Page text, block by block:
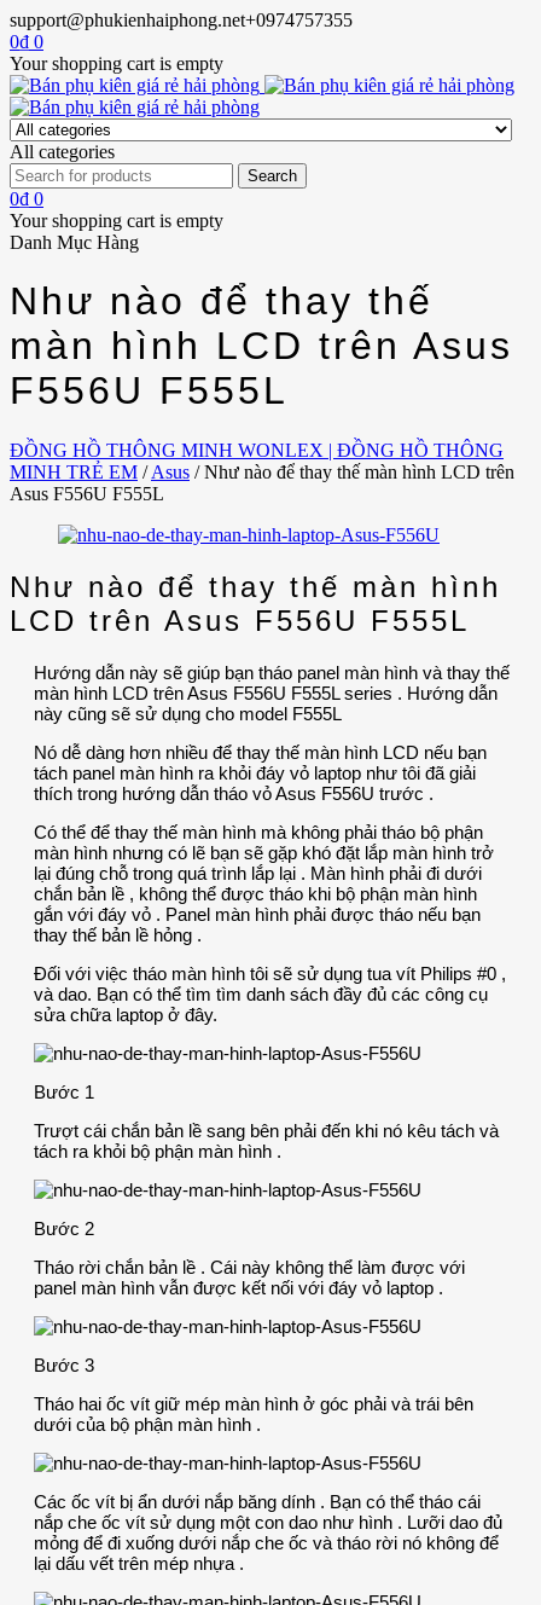
support@phukienhaiphong.net+0974757355
0₫ 0
Your shopping cart is empty
All categories
0₫ 0
Your shopping cart is empty
Danh Mục Hàng
Như nào để thay thế
màn hình LCD trên Asus
F556U F555L
ĐỒNG HỒ THÔNG MINH WONLEX | ĐỒNG HỒ THÔNG
MINH TRẺ EM / Asus / Như nào để thay thế màn hình LCD trên
Asus F556U F555L
Như nào để thay thế màn hình
LCD trên Asus F556U F555L
Hướng dẫn này sẽ giúp bạn tháo panel màn hình và thay thế
màn hình LCD trên Asus F556U F555L series . Hướng dẫn
này cũng sẽ sử dụng cho model F555L
Nó dễ dàng hơn nhiều để thay thế màn hình LCD nếu bạn
tách panel màn hình ra khỏi đáy vỏ laptop như tôi đã giải
thích trong hướng dẫn tháo vỏ Asus F556U trước .
Có thể để thay thế màn hình mà không phải tháo bộ phận
màn hình nhưng có lẽ bạn sẽ gặp khó đặt lắp màn hình trở
lại đúng chỗ trong quá trình lắp lại . Màn hình phải đi dưới
chắn bản lề , không thể được tháo khi bộ phận màn hình
gắn với đáy vỏ . Panel màn hình phải được tháo nếu bạn
thay thế bản lề hỏng .
Đối với việc tháo màn hình tôi sẽ sử dụng tua vít Philips #0 ,
và dao. Bạn có thể tìm tìm danh sách đầy đủ các công cụ
sửa chữa laptop ở đây.
Bước 1
Trượt cái chắn bản lề sang bên phải đến khi nó kêu tách và
tách ra khỏi bộ phận màn hình .
Bước 2
Tháo rời chắn bản lề . Cái này không thể làm được với
panel màn hình vẫn được kết nối với đáy vỏ laptop .
Bước 3
Tháo hai ốc vít giữ mép màn hình ở góc phải và trái bên
dưới của bộ phận màn hình .
Các ốc vít bị ẩn dưới nắp băng dính . Bạn có thể tháo cái
nắp che ốc vít sử dụng một con dao như hình . Lưỡi dao đủ
mỏng để đi xuống dưới nắp che ốc và tháo rời nó không để
lại dấu vết trên mép nhựa .